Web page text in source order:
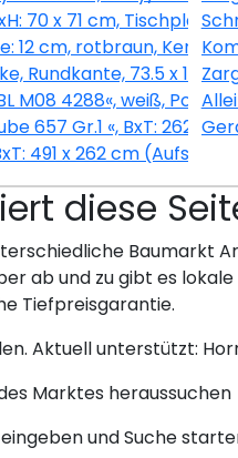
70 x 71 cm, Tischplatte:
12 cm, rotbraun, Keramik
Rundkante, 73.5 x 198.5
M08 4288«, weiß,
657 Gr.1 «, BxT: 262 x
491 x 262 cm
diese
Baumarkt
ab und zu gibt es
Tiefpreisgarantie.
Aktuell unterstützt:
Marktes heraussuchen
und Suche